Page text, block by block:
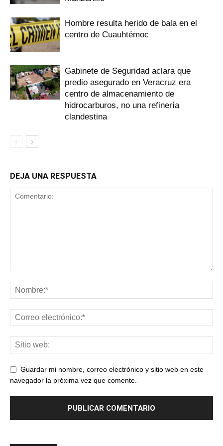
Hombre resulta herido de bala en el
centro de Cuauhtémoc
Gabinete de Seguridad aclara que
predio asegurado en Veracruz era
centro de almacenamiento de
hidrocarburos, no una refinería
clandestina
DEJA UNA RESPUESTA
Guardar mi nombre, correo electrónico y sitio web en este
navegador la próxima vez que comente.